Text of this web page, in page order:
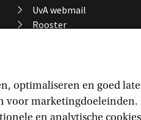
optimaliseren en goed
marketingdoeleinden.
en analytische
UvA webmail
Rooster
Gevonden voorwerpen
Studieresultaten
Vakaanmelding